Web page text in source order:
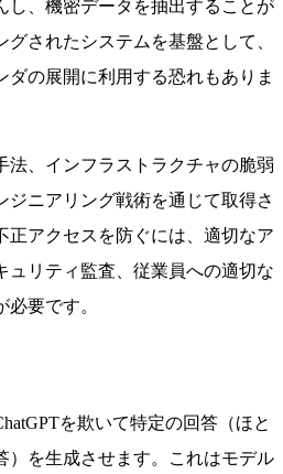
し、機密データを抽出することが
されたシステムを基盤として、
ダの展開に利用する恐れもありま
法、インフラストラクチャの脆弱
ジニアリング戦術を通じて取得さ
正アクセスを防ぐには、適切なア
ュリティ監査、従業員への適切な
要です。
を欺いて特定の回答（ほと
）を生成させます。これはモデル